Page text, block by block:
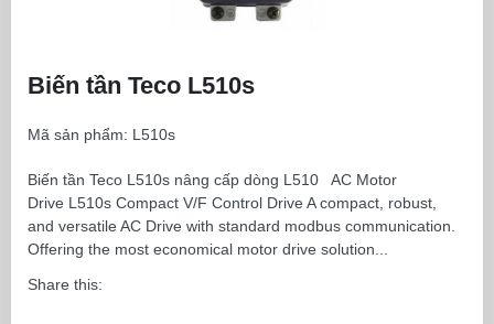
Biến tần Teco L510s
Mã sản phẩm: L510s
Biến tần Teco L510s nâng cấp dòng L510 AC Motor
Drive L510s Compact V/F Control Drive A compact, robust,
and versatile AC Drive with standard modbus communication.
Offering the most economical motor drive solution...
Share this: